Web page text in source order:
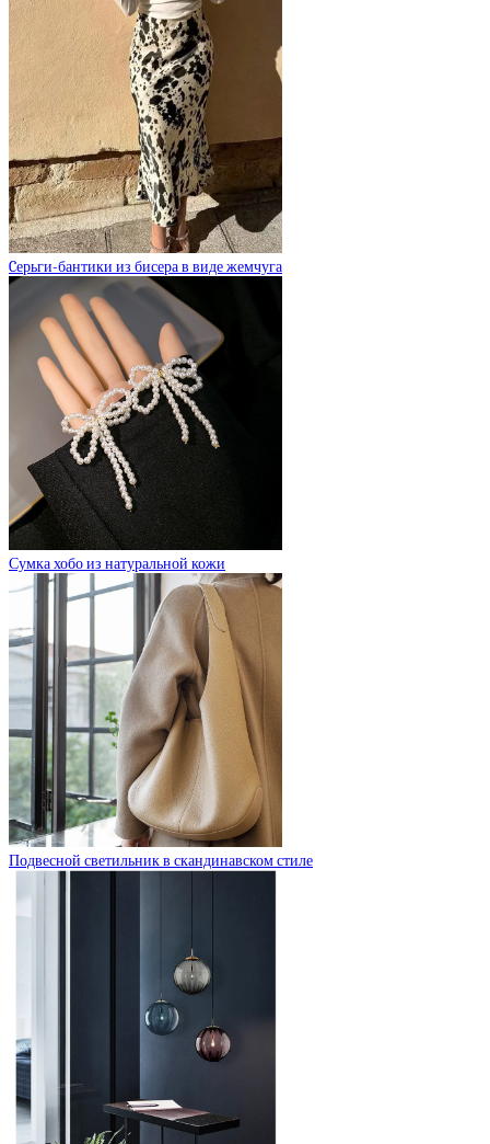
Cерьги-бантики из бисера в виде жемчуга
Сумка хобо из натуральной кожи
Подвесной светильник в скандинавском стиле